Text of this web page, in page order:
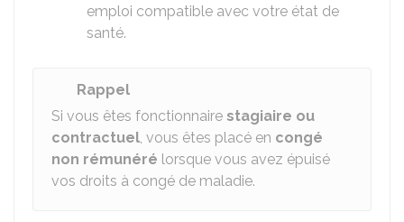
emploi compatible avec votre état de
santé.
Rappel
Si vous êtes fonctionnaire stagiaire ou
contractuel, vous êtes placé en congé
non rémunéré lorsque vous avez épuisé
vos droits à congé de maladie.